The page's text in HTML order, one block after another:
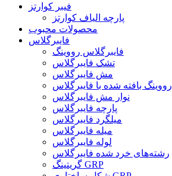
فیبر کوارتز
پارچه الیاف کوارتز
محصولات محبوب
فایبرگلاس
فایبرگلاس رووینگ
تشک فایبرگلاس
مش فایبرگلاس
رووینگ بافته شده با فایبرگلاس
نوار مش فایبرگلاس
پارچه فایبرگلاس
میلگرد فایبرگلاس
میله فایبرگلاس
لوله فایبرگلاس
رشته‌های خرد شده فایبرگلاس
گریتینگ GRP